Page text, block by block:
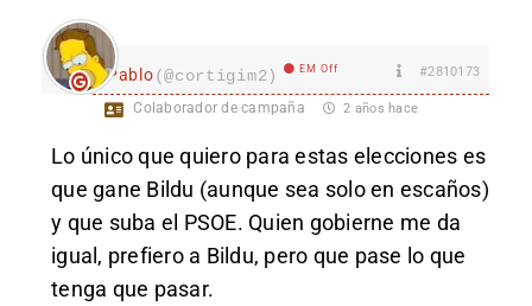
Pablo(@cortigim2) EM Off #2810173
Colaborador de campaña 2 años hace
Lo único que quiero para estas elecciones es
que gane Bildu (aunque sea solo en escaños)
y que suba el PSOE. Quien gobierne me da
igual, prefiero a Bildu, pero que pase lo que
tenga que pasar.